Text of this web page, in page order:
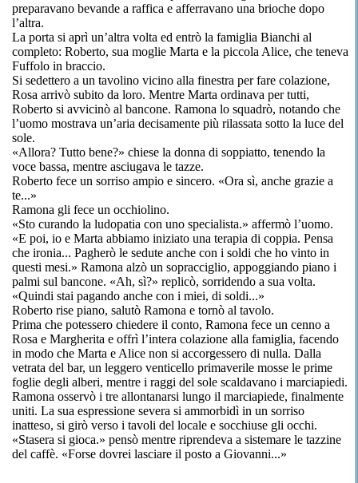
preparavano bevande a raffica e afferravano una brioche dopo
l’altra.
La porta si aprì un’altra volta ed entrò la famiglia Bianchi al
completo: Roberto, sua moglie Marta e la piccola Alice, che teneva
Fuffolo in braccio.
Si sedettero a un tavolino vicino alla finestra per fare colazione,
Rosa arrivò subito da loro. Mentre Marta ordinava per tutti,
Roberto si avvicinò al bancone. Ramona lo squadrò, notando che
l’uomo mostrava un’aria decisamente più rilassata sotto la luce del
sole.
«Allora? Tutto bene?» chiese la donna di soppiatto, tenendo la
voce bassa, mentre asciugava le tazze.
Roberto fece un sorriso ampio e sincero. «Ora sì, anche grazie a
te...»
Ramona gli fece un occhiolino.
«Sto curando la ludopatia con uno specialista.» affermò l’uomo.
«E poi, io e Marta abbiamo iniziato una terapia di coppia. Pensa
che ironia... Pagherò le sedute anche con i soldi che ho vinto in
questi mesi.» Ramona alzò un sopracciglio, appoggiando piano i
palmi sul bancone. «Ah, sì?» replicò, sorridendo a sua volta.
«Quindi stai pagando anche con i miei, di soldi...»
Roberto rise piano, salutò Ramona e tornò al tavolo.
Prima che potessero chiedere il conto, Ramona fece un cenno a
Rosa e Margherita e offrì l’intera colazione alla famiglia, facendo
in modo che Marta e Alice non si accorgessero di nulla. Dalla
vetrata del bar, un leggero venticello primaverile mosse le prime
foglie degli alberi, mentre i raggi del sole scaldavano i marciapiedi.
Ramona osservò i tre allontanarsi lungo il marciapiede, finalmente
uniti. La sua espressione severa si ammorbidì in un sorriso
inatteso, si girò verso i tavoli del locale e socchiuse gli occhi.
«Stasera si gioca.» pensò mentre riprendeva a sistemare le tazzine
del caffè. «Forse dovrei lasciare il posto a Giovanni...»